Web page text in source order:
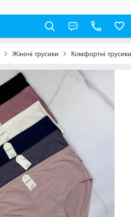
Жіночі трусики Комфортні